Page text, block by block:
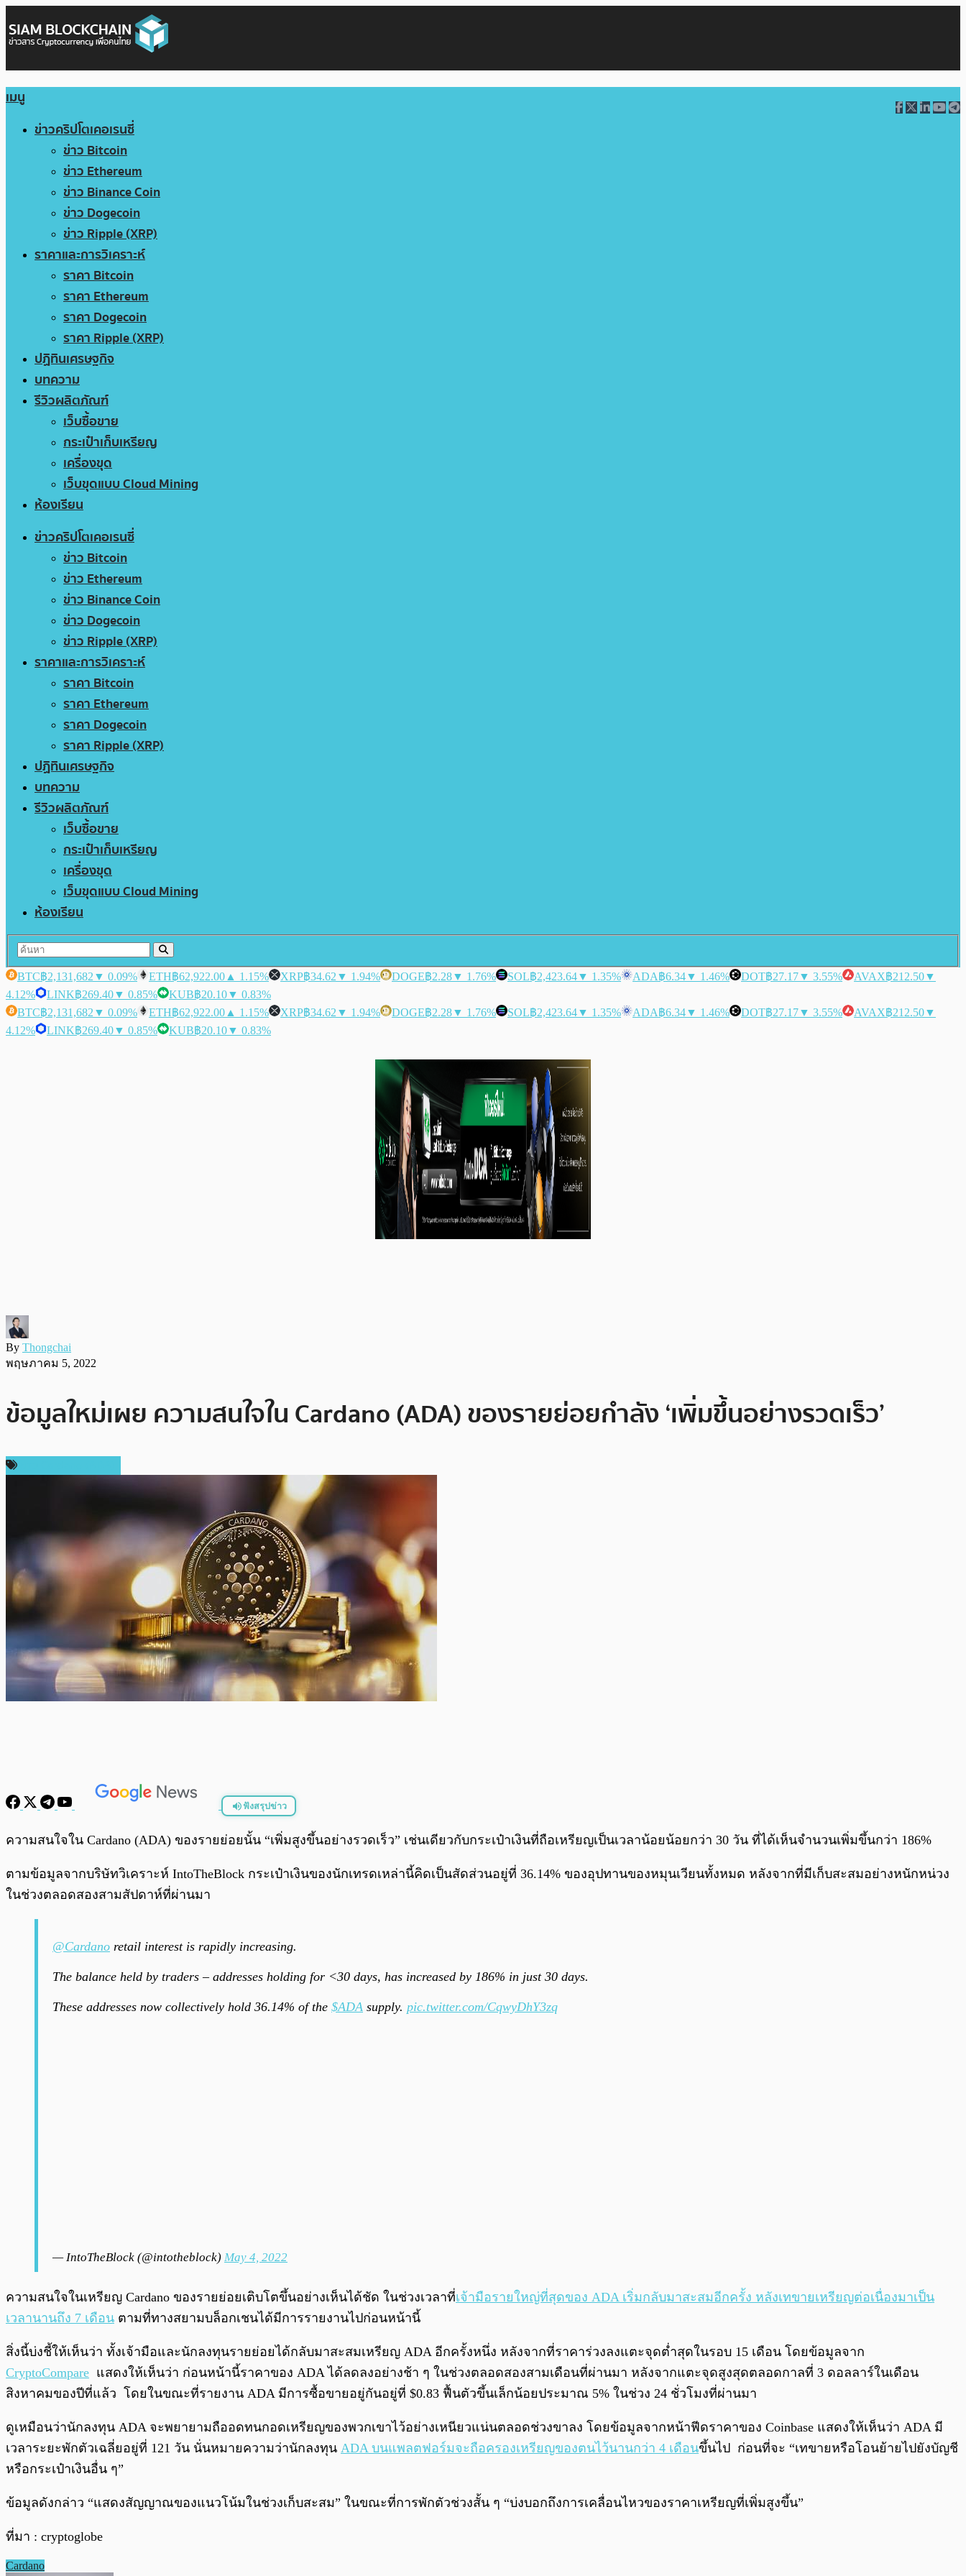
เมนู
ข่าวคริปโตเคอเรนซี่
ข่าว Bitcoin
ข่าว Ethereum
ข่าว Binance Coin
ข่าว Dogecoin
ข่าว Ripple (XRP)
ราคาและการวิเคราะห์
ราคา Bitcoin
ราคา Ethereum
ราคา Dogecoin
ราคา Ripple (XRP)
ปฏิทินเศรษฐกิจ
บทความ
รีวิวผลิตภัณฑ์
เว็บซื้อขาย
กระเป๋าเก็บเหรียญ
เครื่องขุด
เว็บขุดแบบ Cloud Mining
ห้องเรียน
ข่าวคริปโตเคอเรนซี่
ข่าว Bitcoin
ข่าว Ethereum
ข่าว Binance Coin
ข่าว Dogecoin
ข่าว Ripple (XRP)
ราคาและการวิเคราะห์
ราคา Bitcoin
ราคา Ethereum
ราคา Dogecoin
ราคา Ripple (XRP)
ปฏิทินเศรษฐกิจ
บทความ
รีวิวผลิตภัณฑ์
เว็บซื้อขาย
กระเป๋าเก็บเหรียญ
เครื่องขุด
เว็บขุดแบบ Cloud Mining
ห้องเรียน
BTC฿2,131,682 ▼ 0.09% ETH฿62,922.00 ▲ 1.15% XRP฿34.62 ▼ 1.94% DOGE฿2.28▼ 1.76% SOL฿2,423.64▼ 1.35% ADA฿6.34▼ 1.46% DOT฿27.17▼ 3.55% AVAX฿212.50▼
4.12%
LINK฿269.40▼ 0.85% KUB฿20.10▼ 0.83%
BTC฿2,131,682 ▼ 0.09% ETH฿62,922.00 ▲ 1.15% XRP฿34.62 ▼ 1.94% DOGE฿2.28▼ 1.76% SOL฿2,423.64▼ 1.35% ADA฿6.34▼ 1.46% DOT฿27.17▼ 3.55% AVAX฿212.50▼
4.12%
LINK฿269.40▼ 0.85% KUB฿20.10▼ 0.83%
By Thongchai
พฤษภาคม 5, 2022
ข้อมูลใหม่เผย ความสนใจใน Cardano (ADA) ของรายย่อยกำลัง ‘เพิ่มขึ้นอย่างรวดเร็ว’
ฟังสรุปข่าว
พร้อมเล่น 0:00 / 0:00
ความสนใจใน Cardano (ADA) ของรายย่อยนั้น “เพิ่มสูงขึ้นอย่างรวดเร็ว” เช่นเดียวกับกระเป๋าเงินที่ถือเหรียญเป็นเวลาน้อยน้อยกว่า 30 วัน ที่ได้เห็นจำนวนเพิ่มขึ้นกว่า 186%
ตามข้อมูลจากบริษัทวิเคราะห์ IntoTheBlock กระเป๋าเงินของนักเทรดเหล่านี้คิดเป็นสัดส่วนอยู่ที่ 36.14% ของอุปทานของหมุนเวียนทั้งหมด หลังจากที่มีเก็บสะสมอย่างหนักหน่วง
ในช่วงตลอดสองสามสัปดาห์ที่ผ่านมา
@Cardano retail interest is rapidly increasing.
The balance held by traders – addresses holding for <30 days, has increased by 186% in just 30 days.
These addresses now collectively hold 36.14% of the $ADA supply. pic.twitter.com/CqwyDhY3zq
— IntoTheBlock (@intotheblock) May 4, 2022
ความสนใจในเหรียญ Cardano ของรายย่อยเติบโตขึ้นอย่างเห็นได้ชัด ในช่วงเวลาที่เจ้ามือรายใหญ่ที่สุดของ ADA เริ่มกลับมาสะสมอีกครั้ง หลังเทขายเหรียญต่อเนื่องมาเป็น
เวลานานถึง 7 เดือน ตามที่ทางสยามบล็อกเชนได้มีการรายงานไปก่อนหน้านี้
สิ่งนี้บ่งชี้ให้เห็นว่า ทั้งเจ้ามือและนักลงทุนรายย่อยได้กลับมาสะสมเหรียญ ADA อีกครั้งหนึ่ง หลังจากที่ราคาร่วงลงแตะจุดต่ำสุดในรอบ 15 เดือน โดยข้อมูลจาก
CryptoCompare แสดงให้เห็นว่า ก่อนหน้านี้ราคาของ ADA ได้ลดลงอย่างช้า ๆ ในช่วงตลอดสองสามเดือนที่ผ่านมา หลังจากแตะจุดสูงสุดตลอดกาลที่ 3 ดอลลาร์ในเดือน
สิงหาคมของปีที่แล้ว โดยในขณะที่รายงาน ADA มีการซื้อขายอยู่กันอยู่ที่ $0.83 ฟื้นตัวขึ้นเล็กน้อยประมาณ 5% ในช่วง 24 ชั่วโมงที่ผ่านมา
ดูเหมือนว่านักลงทุน ADA จะพยายามถืออดทนกอดเหรียญของพวกเขาไว้อย่างเหนียวแน่นตลอดช่วงขาลง โดยข้อมูลจากหน้าฟีดราคาของ Coinbase แสดงให้เห็นว่า ADA มี
เวลาระยะพักตัวเฉลี่ยอยู่ที่ 121 วัน นั่นหมายความว่านักลงทุน ADA บนแพลตฟอร์มจะถือครองเหรียญของตนไว้นานกว่า 4 เดือนขึ้นไป ก่อนที่จะ “เทขายหรือโอนย้ายไปยังบัญชี
หรือกระเป๋าเงินอื่น ๆ”
ข้อมูลดังกล่าว “แสดงสัญญาณของแนวโน้มในช่วงเก็บสะสม” ในขณะที่การพักตัวช่วงสั้น ๆ “บ่งบอกถึงการเคลื่อนไหวของราคาเหรียญที่เพิ่มสูงขึ้น”
ที่มา : cryptoglobe
Cardano